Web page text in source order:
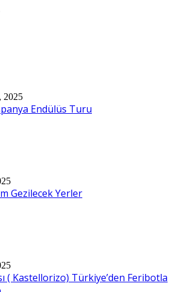
2025
Endülüs Turu
Gezilecek Yerler
( Kastellorizo) Türkiye’den Feribotla